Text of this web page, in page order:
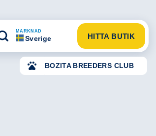
BOZITA BREEDERS CLUB
MARKNAD
Sverige HITTA BUTIK